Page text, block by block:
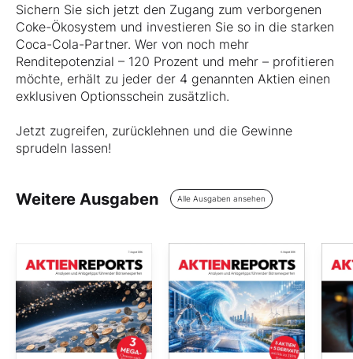
Sichern Sie sich jetzt den Zugang zum verborgenen
Coke-Ökosystem und investieren Sie so in die starken
Coca-Cola-Partner. Wer von noch mehr
Renditepotenzial – 120 Prozent und mehr – profitieren
möchte, erhält zu jeder der 4 genannten Aktien einen
exklusiven Optionsschein zusätzlich.
Jetzt zugreifen, zurücklehnen und die Gewinne
sprudeln lassen!
Weitere Ausgaben Alle Ausgaben ansehen